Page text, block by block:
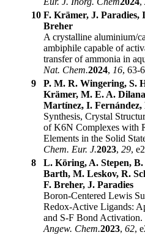
10 F. Krämer, J. Paradies,
Breher
A crystalline aluminium/
ambiphile capable of
transfer of ammonia in
Nat. Chem.2024, 16, 63-
9
P. M. R. Wingering, S.
Krämer, M. E. A.
Martínez, I. Fernández,
Synthesis, Crystal
of K6N Complexes with
Elements in the Solid
Chem. Eur. J.2023, 29,
8
L. Köring, A. Stepen, B.
Barth, M. Leskov, R.
F. Breher, J. Paradies
Boron-Centered Lewis
Redox-Active Ligands:
and S-F Bond Activation.
Angew. Chem.2023, 62,